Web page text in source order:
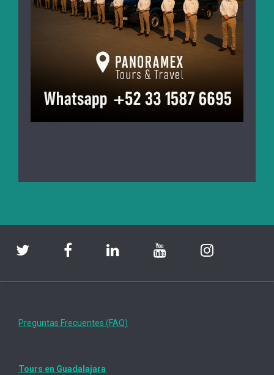
Preguntas Frecuentes (FAQ)
Tours en Guadalajara